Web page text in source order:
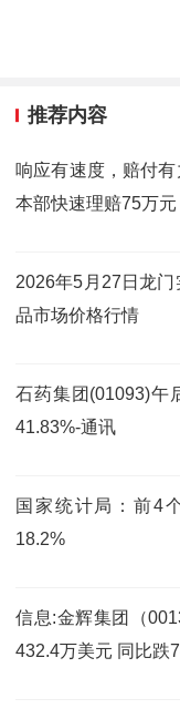
推荐内容
响应有速度，赔付
本部快速理赔75万元
2026年5月27日龙
品市场价格行情
石药集团(01093)午
41.83%-通讯
国家统计局：前4
18.2%
信息:金辉集团（
432.4万美元 同比跌